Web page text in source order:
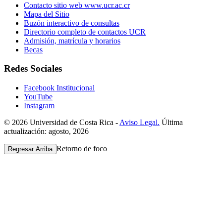
Contacto sitio web www.ucr.ac.cr
Mapa del Sitio
Buzón interactivo de consultas
Directorio completo de contactos UCR
Admisión, matrícula y horarios
Becas
Redes Sociales
Facebook Institucional
YouTube
Instagram
© 2026 Universidad de Costa Rica - Aviso Legal. Última
actualización: agosto, 2026
Regresar Arriba Retorno de foco